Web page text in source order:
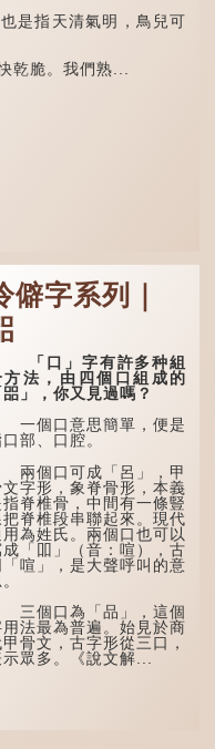
指天清氣明，鳥兒可
脆。我們熟...
僻字系列｜
口」字有許多种組
方法，由四個口組成的
㗊」，你又見過嗎？
個口意思簡單，便是
部、口腔。
個口可成「呂」，甲
文字形，象脊骨形，本義
指脊椎骨，中間有一條豎
把脊椎段串聯起來。現代
用為姓氏。兩個口也可以
成「吅」（音：喧），古
「喧」，是大聲呼叫的意
個口為「品」，這個
用法最為普遍。始見於商
骨文，古字形從三口，
示眾多。《說文解...